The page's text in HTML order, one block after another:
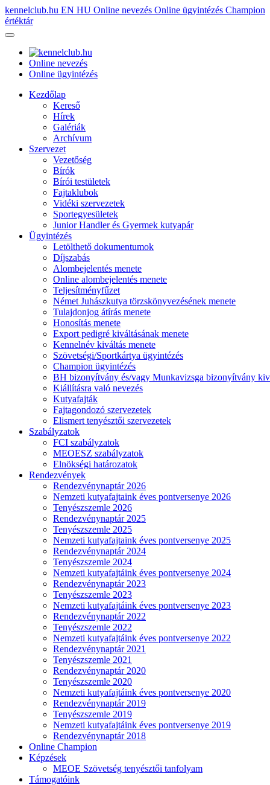
kennelclub.hu EN HU Online nevezés Online ügyintézés Champion
értéktár
Online nevezés
Online ügyintézés
Kezdőlap
Kereső
Hírek
Galériák
Archívum
Szervezet
Vezetőség
Bírók
Bírói testületek
Fajtaklubok
Vidéki szervezetek
Sportegyesületek
Junior Handler és Gyermek kutyapár
Ügyintézés
Letölthető dokumentumok
Díjszabás
Alombejelentés menete
Online alombejelentés menete
Teljesítményfűzet
Német Juhászkutya törzskönyvezésének menete
Tulajdonjog átírás menete
Honosítás menete
Export pedigré kiváltásának menete
Kennelnév kiváltás menete
Szövetségi/Sportkártya ügyintézés
Champion ügyintézés
BH bizonyítvány és/vagy Munkavizsga bizonyítvány
Kiállításra való nevezés
Kutyafajták
Fajtagondozó szervezetek
Elismert tenyésztői szervezetek
Szabályzatok
FCI szabályzatok
MEOESZ szabályzatok
Elnökségi határozatok
Rendezvények
Rendezvénynaptár 2026
Nemzeti kutyafajtaink éves pontversenye 2026
Tenyészszemle 2026
Rendezvénynaptár 2025
Tenyészszemle 2025
Nemzeti kutyafajtaink éves pontversenye 2025
Rendezvénynaptár 2024
Tenyészszemle 2024
Nemzeti kutyafajtáink éves pontversenye 2024
Rendezvénynaptár 2023
Tenyészszemle 2023
Nemzeti kutyafajtáink éves pontversenye 2023
Rendezvénynaptár 2022
Tenyészszemle 2022
Nemzeti kutyafajtáink éves pontversenye 2022
Rendezvénynaptár 2021
Tenyészszemle 2021
Rendezvénynaptár 2020
Tenyészszemle 2020
Nemzeti kutyafajtáink éves pontversenye 2020
Rendezvénynaptár 2019
Tenyészszemle 2019
Nemzeti kutyafajtáink éves pontversenye 2019
Rendezvénynaptár 2018
Online Champion
Képzések
MEOE Szövetség tenyésztői tanfolyam
Támogatóink